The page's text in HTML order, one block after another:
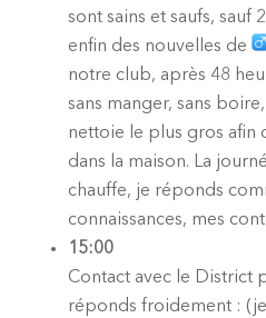
sont sains et saufs, sauf
enfin des nouvelles de
notre club, après 48
sans manger, sans
nettoie le plus gros afin
dans la maison. La
chauffe, je réponds
connaissances, mes
15:00
Contact avec le District
réponds froidement : (je